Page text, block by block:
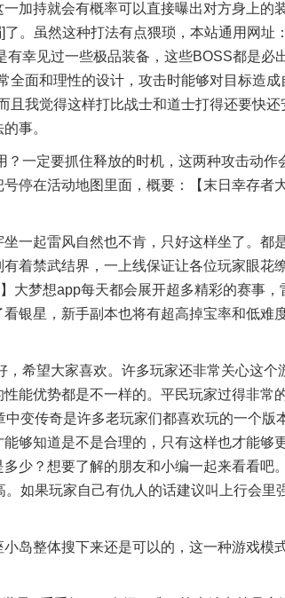
持就会有概率可以直接曝出对方身上的
。虽然这种打法有点猥琐，本站通用网址
幸见过一些极品装备，这些BOSS都是必
全面和理性的设计，攻击时能够对目标造成
我觉得这样打比战士和道士打得还要快还
事。
一定要抓住释放的时机，这两种攻击动作
停在活动地图里面，概要：【末日幸存者
起雷风自然也不肯，只好这样坐了。都
着禁武结界，一上线保证让各位玩家眼花
大梦想app每天都会展开超多精彩的赛事，
银星，新手副本也将有超高掉宝率和低难
希望大家喜欢。许多玩家还非常关心这个
能优势都是不一样的。平民玩家过得非常
变传奇是许多老玩家们都喜欢玩的一个版
够知道是不是合理的，只有这样也才能够
少？想要了解的朋友和小编一起来看看吧
如果玩家自己有仇人的话建议叫上行会里
整体搜下来还是可以的，这一种游戏模